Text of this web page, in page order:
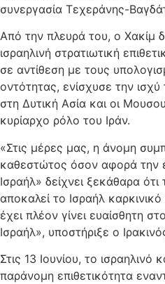
συνεργασία Τεχεράνης-
Από την πλευρά του, ο Χακίμ
ισραηλινή στρατιωτική
σε αντίθεση με τους
οντότητας, ενίσχυσε την
στη Δυτική Ασία και οι
κυρίαρχο ρόλο του Ιράν.
«Στις μέρες μας, η άνομη
καθεστώτος όσον αφορά την
Ισραήλ» δείχνει ξεκάθαρα ότι
αποκαλεί το Ισραήλ
έχει πλέον γίνει ευαίσθητη
Ισραήλ», υποστήριξε ο
Στις 13 Ιουνίου, το
παράνομη επιθετικότητα